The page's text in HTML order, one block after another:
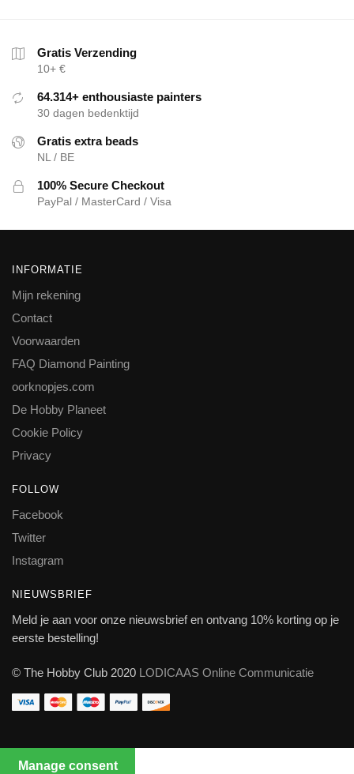
Gratis Verzending
10+ €
64.314+ enthousiaste painters
30 dagen bedenktijd
Gratis extra beads
NL / BE
100% Secure Checkout
PayPal / MasterCard / Visa
INFORMATIE
Mijn rekening
Contact
Voorwaarden
FAQ Diamond Painting
oorknopjes.com
De Hobby Planeet
Cookie Policy
Privacy
FOLLOW
Facebook
Twitter
Instagram
NIEUWSBRIEF
Meld je aan voor onze nieuwsbrief en ontvang 10% korting op je
eerste bestelling!
© The Hobby Club 2020 LODICAAS Online Communicatie
Manage consent